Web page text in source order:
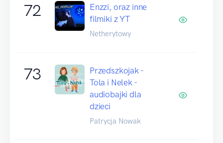
72
Enzzi, oraz inne
filmiki z YT
Netherytowy
73
Przedszkojak -
Tola i Nelek -
audiobajki dla
dzieci
Patrycja Nowak